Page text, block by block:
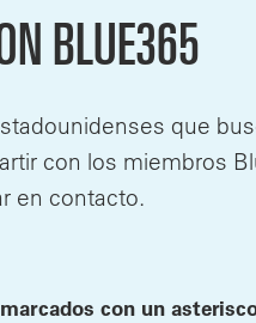
BLUE365
que
con los miembros
en contacto.
con un